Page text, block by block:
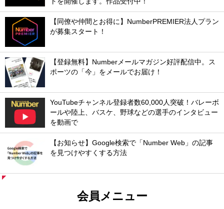
【同僚や仲間とお得に】NumberPREMIER法人プラン
が募集スタート！
【登録無料】Numberメールマガジン好評配信中。ス
ポーツの「今」をメールでお届け！
YouTubeチャンネル登録者数60,000人突破！バレーボ
ールや陸上、バスケ、野球などの選手のインタビュー
を動画で
【お知らせ】Google検索で「Number Web」の記事
を見つけやすくする方法
会員メニュー